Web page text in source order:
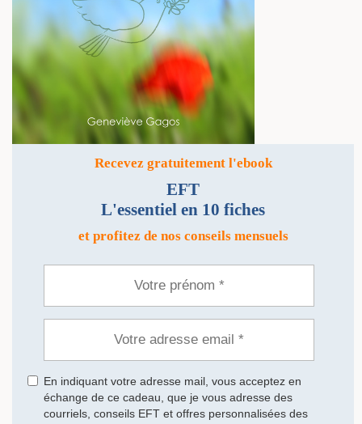
Recevez gratuitement l'ebook
EFT
L'essentiel en 10 fiches
et profitez de nos conseils mensuels
En indiquant votre adresse mail, vous acceptez en
échange de ce cadeau, que je vous adresse des
courriels, conseils EFT et offres personnalisées des